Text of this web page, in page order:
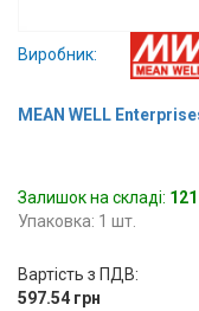
Вхід/
Доставка
Тех.
Виробник:
MEAN WELL
Залишок на складі: 121
Упаковка: 1 шт.
Вартість з ПДВ:
597.54 грн